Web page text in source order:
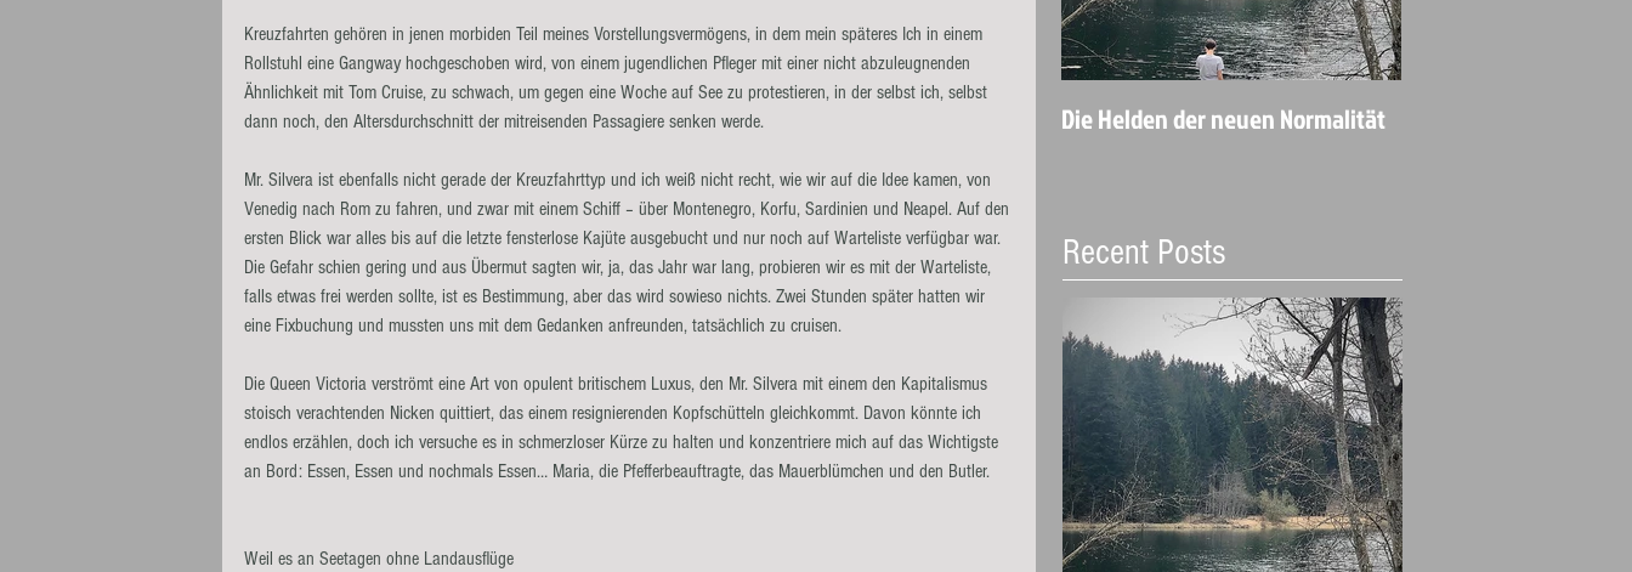
Kreuzfahrten gehören in jenen morbiden Teil meines Vorstellungsvermögens, in dem mein späteres Ich in einem
Rollstuhl eine Gangway hochgeschoben wird, von einem jugendlichen Pfleger mit einer nicht abzuleugnenden
Ähnlichkeit mit Tom Cruise, zu schwach, um gegen eine Woche auf See zu protestieren, in der selbst ich, selbst
dann noch, den Altersdurchschnitt der mitreisenden Passagiere senken werde.
Mr. Silvera ist ebenfalls nicht gerade der Kreuzfahrttyp und ich weiß nicht recht, wie wir auf die Idee kamen, von
Venedig nach Rom zu fahren, und zwar mit einem Schiff – über Montenegro, Korfu, Sardinien und Neapel. Auf den
ersten Blick war alles bis auf die letzte fensterlose Kajüte ausgebucht und nur noch auf Warteliste verfügbar war.
Die Gefahr schien gering und aus Übermut sagten wir, ja, das Jahr war lang, probieren wir es mit der Warteliste,
falls etwas frei werden sollte, ist es Bestimmung, aber das wird sowieso nichts. Zwei Stunden später hatten wir
eine Fixbuchung und mussten uns mit dem Gedanken anfreunden, tatsächlich zu cruisen.
Die Queen Victoria verströmt eine Art von opulent britischem Luxus, den Mr. Silvera mit einem den Kapitalismus
stoisch verachtenden Nicken quittiert, das einem resignierenden Kopfschütteln gleichkommt. Davon könnte ich
endlos erzählen, doch ich versuche es in schmerzloser Kürze zu halten und konzentriere mich auf das Wichtigste
an Bord: Essen, Essen und nochmals Essen… Maria, die Pfefferbeauftragte, das Mauerblümchen und den Butler.
Weil es an Seetagen ohne Landausflüge
Die Helden der neuen Normalität
Recent Posts